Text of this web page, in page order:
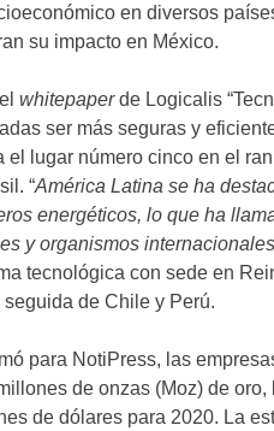
en diversos
su impacto en México.
whitepaperde Logicalis
ser más seguras y
el lugar número cinco en el
“América Latina se ha
energéticos, lo que ha
y organismos
tecnológica con sede en
de Chile y Perú.
para NotiPress, las
de onzas (Moz) de
de dólares para 2020. La